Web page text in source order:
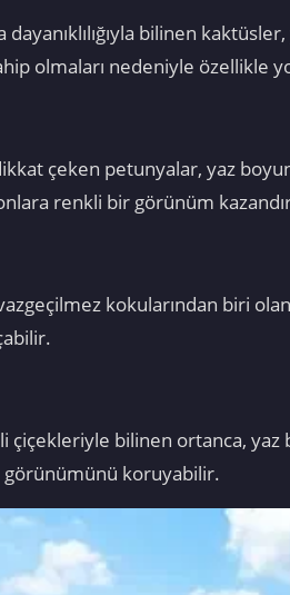
dayanıklılığıyla bilinen
olmaları nedeniyle özellikle
çeken petunyalar, yaz
renkli bir görünüm
kokularından biri
çiçekleriyle bilinen ortanca, yaz
koruyabilir.